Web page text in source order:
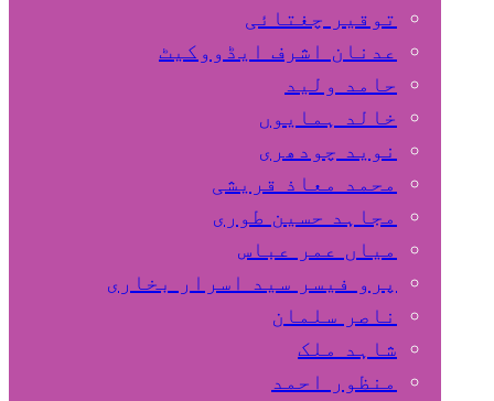
توقیر چغتائی
عدنان اشرف ایڈووکیٹ
حامد ولید
خالد ہمایوں
نوید چودھری
محمد معاذ قریشی
مجاہد حسین طوری
میاں عمر عباس
پرو فیسر سید اسرار بخاری
ناصر سلمان
شاہد ملک
منظور احمد